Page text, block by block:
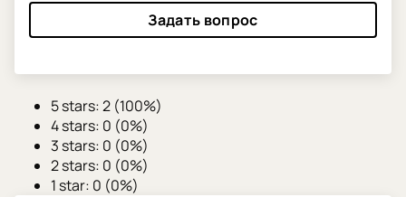
Задать вопрос
5 stars: 2 (100%)
4 stars: 0 (0%)
3 stars: 0 (0%)
2 stars: 0 (0%)
1 star: 0 (0%)